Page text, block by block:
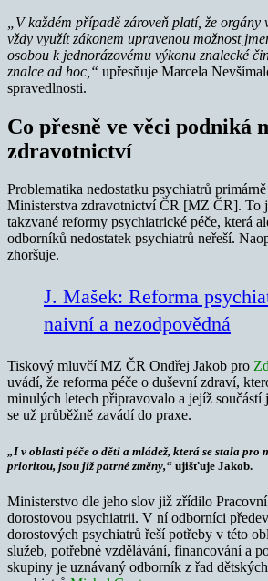
„V každém případě zároveň platí, že
vždy využít zákonem upravenou možnost
osobou k jednorázovému výkonu znalecké
znalce ad hoc,“ upřesňuje Marcela
spravedlnosti.
Co přesně ve věci podniká
zdravotnictví
Problematika nedostatku psychiatrů
Ministerstva zdravotnictví ČR [MZ ČR]. To
takzvané reformy psychiatrické péče, která
odborníků nedostatek psychiatrů neřeší.
zhoršuje.
J. Mašek: Reforma
naivní a nezodpovědná
Tiskový mluvčí MZ ČR Ondřej Jakob pro
uvádí, že reforma péče o duševní zdraví,
minulých letech připravovalo a jejíž součástí
se už průběžně zavádí do praxe.
„I v oblasti péče o děti a mládež, která se stala pro
prioritou, jsou již patrné změny,“ ujišťuje Jakob.
Ministerstvo dle jeho slov již zřídilo
dorostovou psychiatrii. V ní odborníci
dorostových psychiatrů řeší potřeby v této
služeb, potřebné vzdělávání, financování a
skupiny je uznávaný odborník z řad